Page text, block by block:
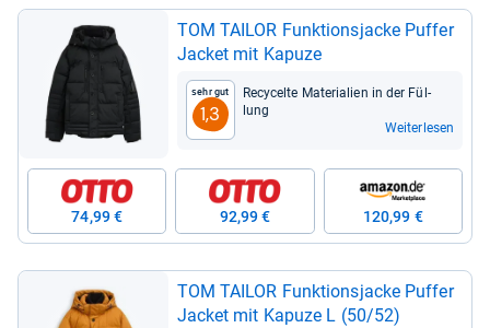
TOM TAI­LOR Funk­ti­ons­ja­cke Puf­fer
Jacket mit Kapuze
Sehr gut
1,3
Recy­celte Mate­ria­lien in der Fül­
lung
Weiterlesen
74,99 € 92,99 € 120,99 €
TOM TAI­LOR Funk­ti­ons­ja­cke Puf­fer
Jacket mit Kapuze L (50/52)